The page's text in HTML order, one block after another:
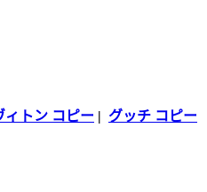
ィトン コピー | グッチ コピー